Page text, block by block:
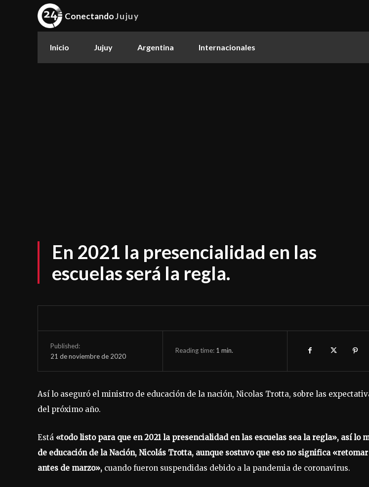
ConectandoJujuy
Inicio Jujuy Argentina Internacionales
En 2021 la presencialidad en las
escuelas será la regla.
Published:
21 de noviembre de 2020
Reading time: 1 min.
Así lo aseguró el ministro de educación de la nación, Nicolas Trotta, sobre las
del próximo año.
Está «todo listo para que en 2021 la presencialidad en las escuelas sea la regla», así lo
de educación de la Nación, Nicolás Trotta, aunque sostuvo que eso no significa
antes de marzo», cuando fueron suspendidas debido a la pandemia de coronavirus.